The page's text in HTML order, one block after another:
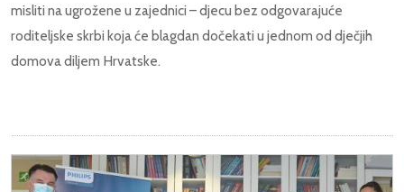
misliti na ugrožene u zajednici – djecu bez odgovarajuće
roditeljske skrbi koja će blagdan dočekati u jednom od dječjih
domova diljem Hrvatske.